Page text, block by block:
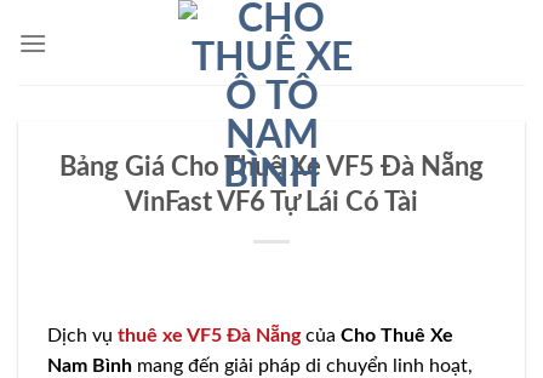
qua
Bảng Giá Cho Thuê Xe VF5 Đà Nẵng
VinFast VF6 Tự Lái Có Tài
Dịch vụ thuê xe VF5 Đà Nẵngcủa Cho Thuê Xe
Nam Bình mang đến giải pháp di chuyển linh hoạt,